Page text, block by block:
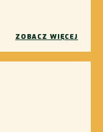
ZOBACZ WIĘCEJ